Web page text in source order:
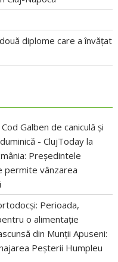
diplome care a învățat
Galben de caniculă și
- ClujToday la
Președintele
permite vânzarea
Perioada,
o alimentație
din Munții Apuseni:
Peșterii Humpleu